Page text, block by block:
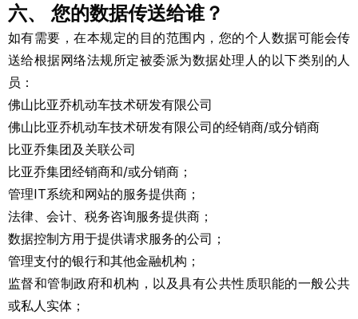
六、 您的数据传送给谁？
如有需要，在本规定的目的范围内，您的个人数据可能会传
送给根据网络法规所定被委派为数据处理人的以下类别的人
员：
佛山比亚乔机动车技术研发有限公司
佛山比亚乔机动车技术研发有限公司的经销商/或分销商
比亚乔集团及关联公司
比亚乔集团经销商和/或分销商；
管理IT系统和网站的服务提供商；
法律、会计、税务咨询服务提供商；
数据控制方用于提供请求服务的公司；
管理支付的银行和其他金融机构；
监督和管制政府和机构，以及具有公共性质职能的一般公共
或私人实体；